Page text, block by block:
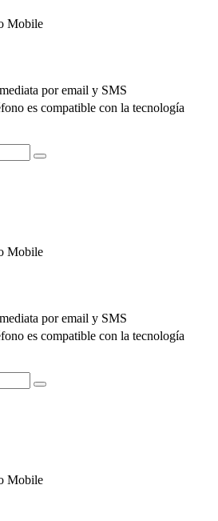
Mobile
por email y SMS
es compatible con la tecnología
Mobile
por email y SMS
es compatible con la tecnología
Mobile